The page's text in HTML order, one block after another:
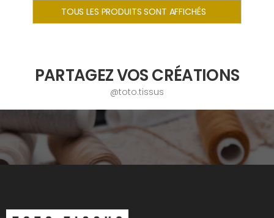
TOUS LES PRODUITS SONT AFFICHÉS
PARTAGEZ VOS CRÉATIONS
@toto.tissus